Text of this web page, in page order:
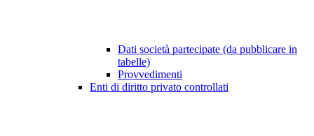
Dati società partecipate (da pubblicare in
tabelle)
Provvedimenti
Enti di diritto privato controllati